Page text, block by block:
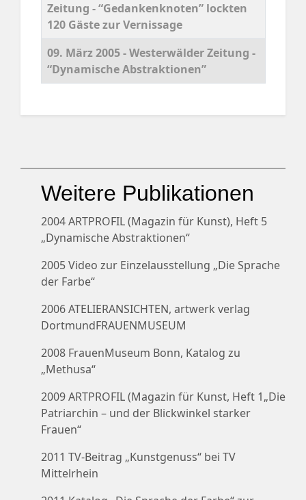
Zeitung - “Gedankenknoten” lockten
120 Gäste zur Vernissage
09. März 2005 - Westerwälder Zeitung -
“Dynamische Abstraktionen”
Weitere Publikationen
2004 ARTPROFIL (Magazin für Kunst), Heft 5
„Dynamische Abstraktionen“
2005 Video zur Einzelausstellung „Die Sprache
der Farbe“
2006 ATELIERANSICHTEN, artwerk verlag
DortmundFRAUENMUSEUM
2008 FrauenMuseum Bonn, Katalog zu
„Methusa“
2009 ARTPROFIL (Magazin für Kunst, Heft 1„Die
Patriarchin – und der Blickwinkel starker
Frauen“
2011 TV-Beitrag „Kunstgenuss“ bei TV
Mittelrhein